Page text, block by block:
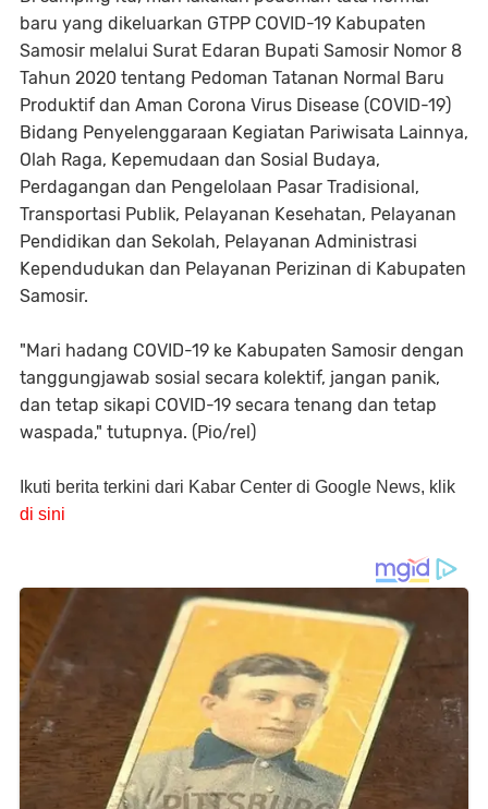
baru yang dikeluarkan GTPP COVID-19 Kabupaten
Samosir melalui Surat Edaran Bupati Samosir Nomor 8
Tahun 2020 tentang Pedoman Tatanan Normal Baru
Produktif dan Aman Corona Virus Disease (COVID-19)
Bidang Penyelenggaraan Kegiatan Pariwisata Lainnya,
Olah Raga, Kepemudaan dan Sosial Budaya,
Perdagangan dan Pengelolaan Pasar Tradisional,
Transportasi Publik, Pelayanan Kesehatan, Pelayanan
Pendidikan dan Sekolah, Pelayanan Administrasi
Kependudukan dan Pelayanan Perizinan di Kabupaten
Samosir.
"Mari hadang COVID-19 ke Kabupaten Samosir dengan
tanggungjawab sosial secara kolektif, jangan panik,
dan tetap sikapi COVID-19 secara tenang dan tetap
waspada," tutupnya. (Pio/rel)
Ikuti berita terkini dari Kabar Center di Google News, klik
di sini